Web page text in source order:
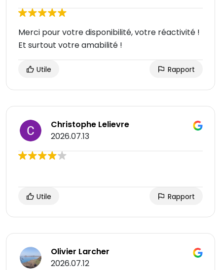
Merci pour votre disponibilité, votre réactivité !
Et surtout votre amabilité !
Utile Rapport
Christophe Lelievre
2026.07.13
Utile Rapport
Olivier Larcher
2026.07.12